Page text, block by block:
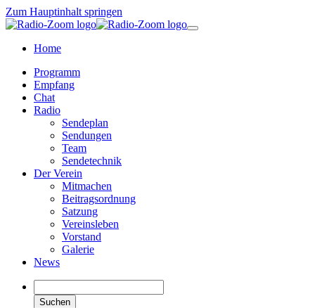
Zum Hauptinhalt springen
Home
Programm
Empfang
Chat
Radio
Sendeplan
Sendungen
Team
Sendetechnik
Der Verein
Mitmachen
Beitragsordnung
Satzung
Vereinsleben
Vorstand
Galerie
News
Suchen